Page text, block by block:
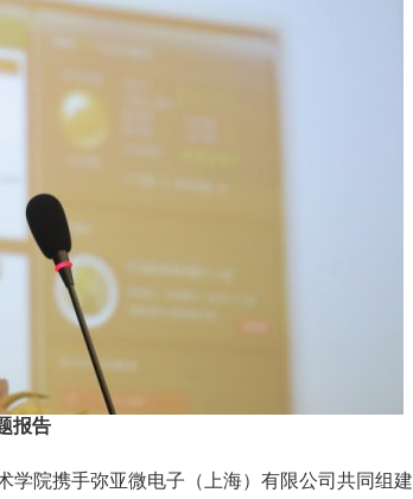
报告
学院携手弥亚微电子（上海）有限公司共同组建